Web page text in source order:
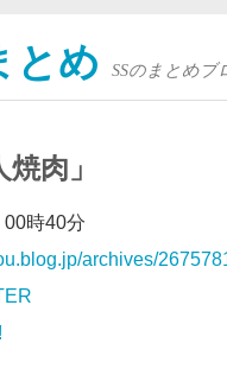
とめ SSのまとめブ
肉」
時40分
archives/